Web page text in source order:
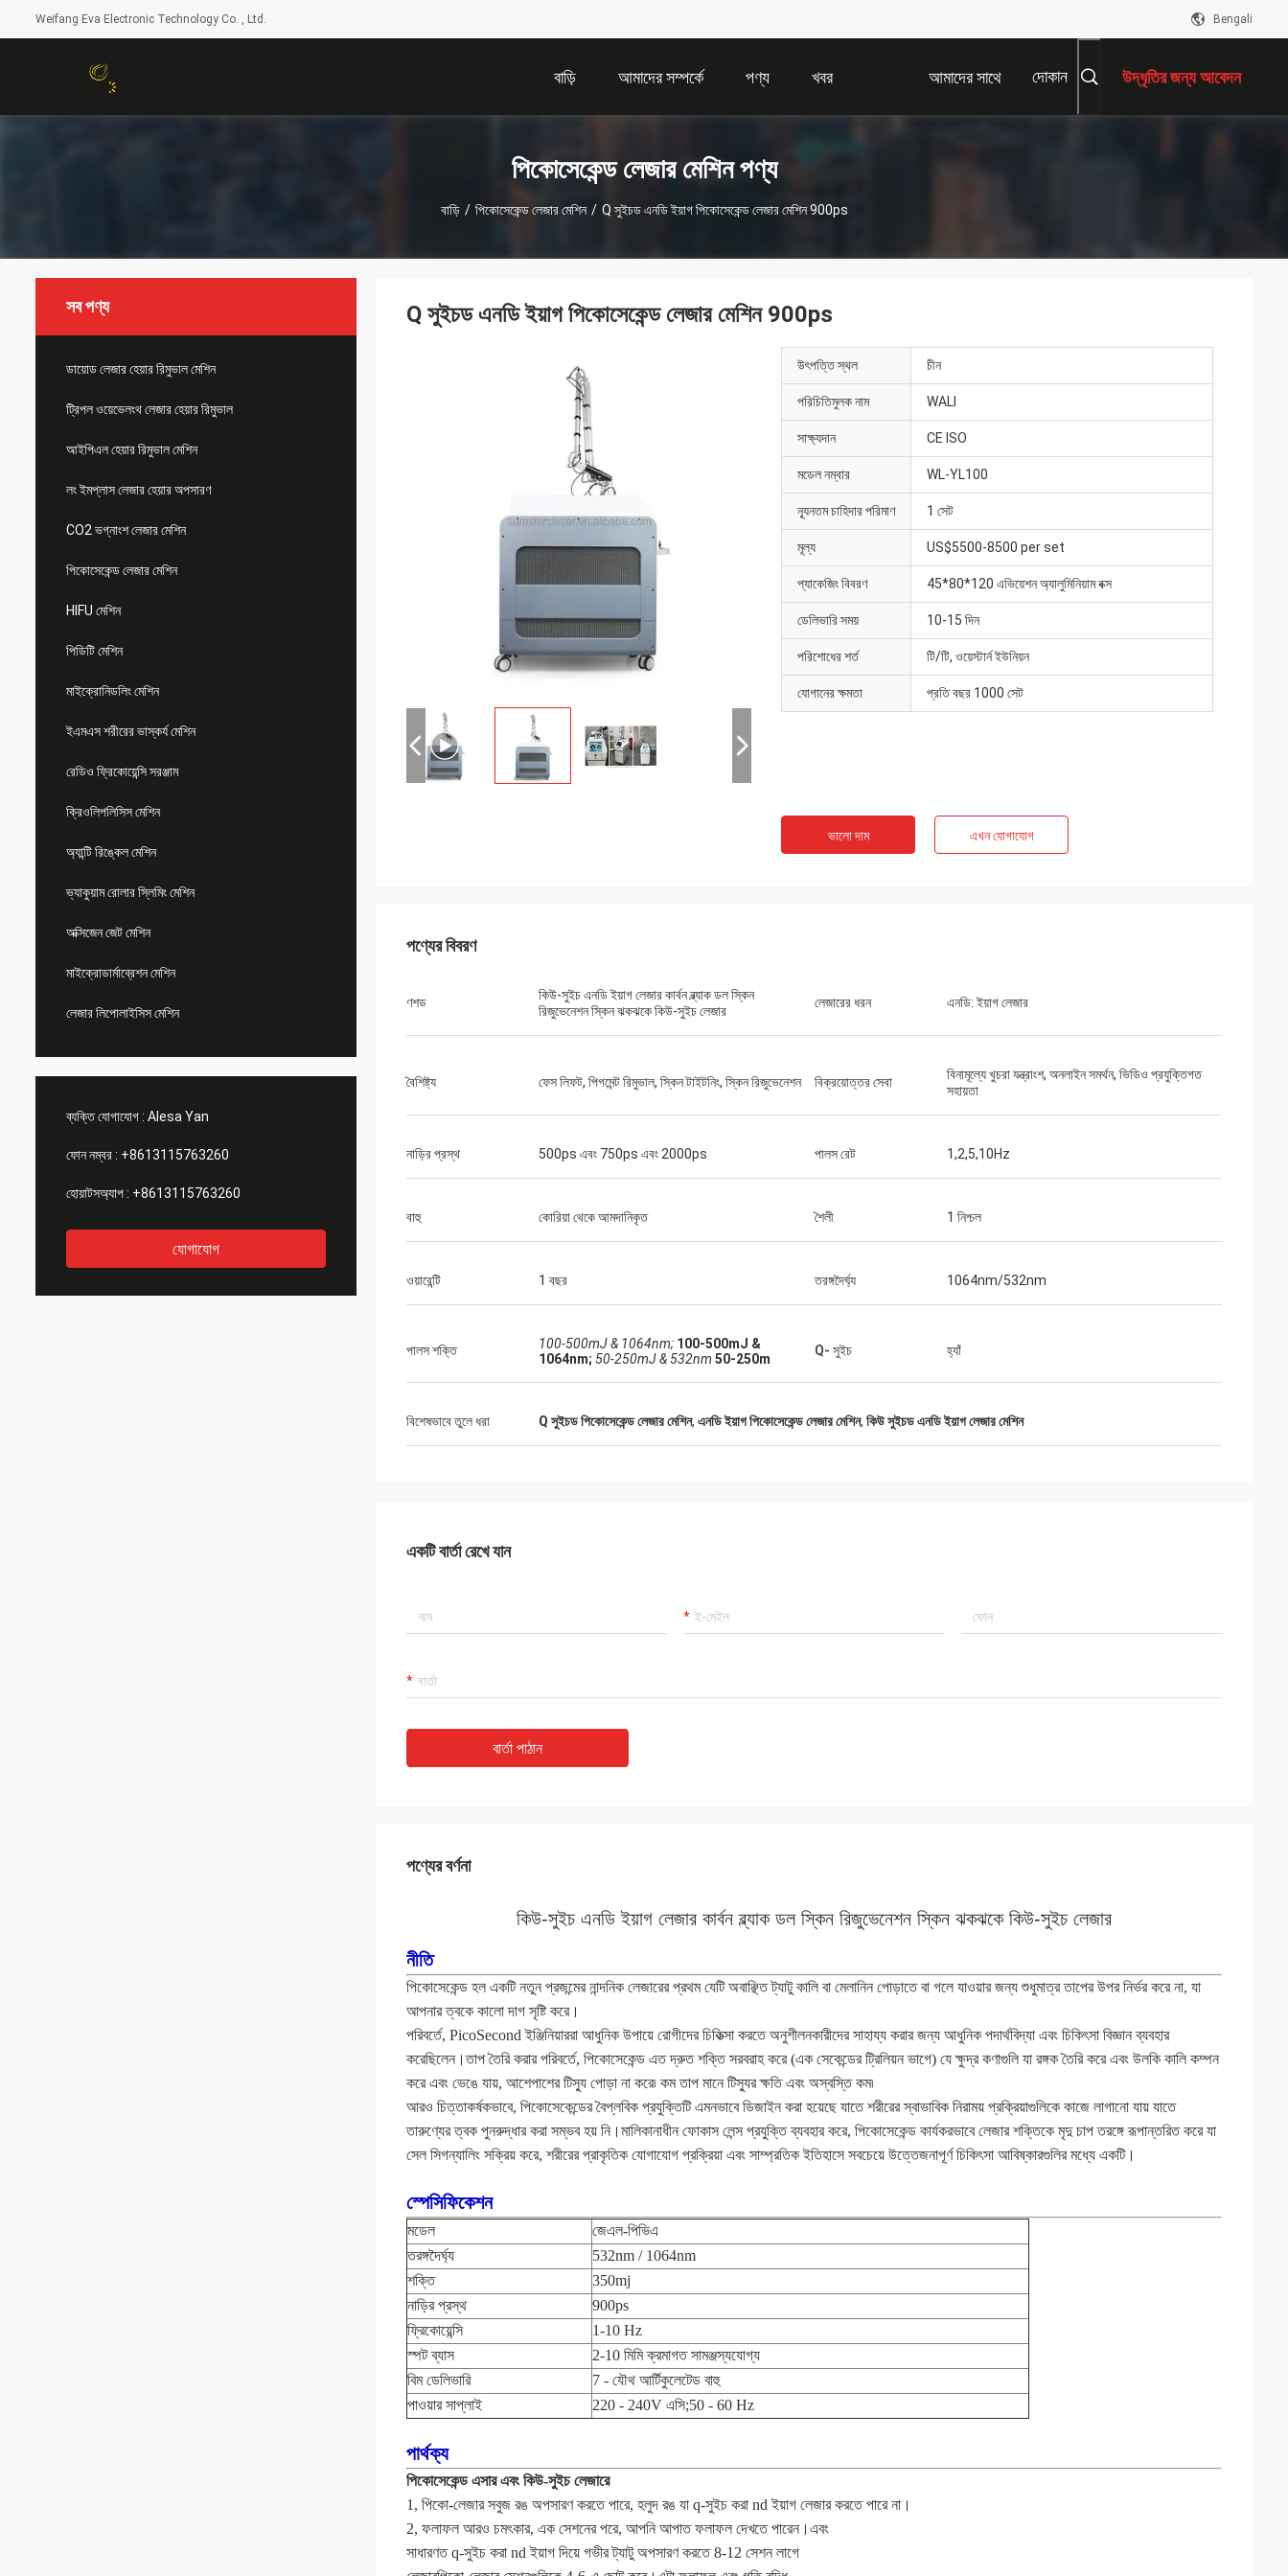
Weifang Eva Electronic Technology Co. , Ltd. Bengali
বাড়ি আমাদের সম্পর্কে পণ্য খবর আমাদের সাথে দোকান উদ্ধৃতির জন্য আবেদন
পিকোসেকেন্ড লেজার মেশিন পণ্য
বাড়ি / পিকোসেকেন্ড লেজার মেশিন / Q সুইচড এনডি ইয়াগ পিকোসেকেন্ড লেজার মেশিন 900ps
সব পণ্য
ডায়োড লেজার হেয়ার রিমুভাল মেশিন
ট্রিপল ওয়েভেলংথ লেজার হেয়ার রিমুভাল
আইপিএল হেয়ার রিমুভাল মেশিন
লং ইমপ্লাস লেজার হেয়ার অপসারণ
CO2 ভগ্নাংশ লেজার মেশিন
পিকোসেকেন্ড লেজার মেশিন
HIFU মেশিন
পিডিটি মেশিন
মাইক্রোনিডলিং মেশিন
ইএমএস শরীরের ভাস্কর্য মেশিন
রেডিও ফ্রিকোয়েন্সি সরঞ্জাম
ক্রিওলিপলিসিস মেশিন
অ্যান্টি রিঙ্কেল মেশিন
ভ্যাকুয়াম রোলার স্লিমিং মেশিন
অক্সিজেন জেট মেশিন
মাইক্রোডার্মাব্রেশন মেশিন
লেজার লিপোলাইসিস মেশিন
ব্যক্তি যোগাযোগ : Alesa Yan
ফোন নম্বর : +8613115763260
হোয়াটসঅ্যাপ : +8613115763260
যোগাযোগ
Q সুইচড এনডি ইয়াগ পিকোসেকেন্ড লেজার মেশিন 900ps
উৎপত্তি স্থল চীন
পরিচিতিমুলক নাম WALI
সাক্ষ্যদান CE ISO
মডেল নম্বার WL-YL100
ন্যূনতম চাহিদার পরিমাণ 1 সেট
মূল্য US$5500-8500 per set
প্যাকেজিং বিবরণ 45*80*120 এভিয়েশন অ্যালুমিনিয়াম বক্স
ডেলিভারি সময় 10-15 দিন
পরিশোধের শর্ত টি/টি, ওয়েস্টার্ন ইউনিয়ন
যোগানের ক্ষমতা প্রতি বছর 1000 সেট
ভালো দাম এখন যোগাযোগ
পণ্যের বিবরণ
ণশড
কিউ-সুইচ এনডি ইয়াগ লেজার কার্বন ব্ল্যাক ডল স্কিন
রিজুভেনেশন স্কিন ঝকঝকে কিউ-সুইচ লেজার
লেজারের ধরন এনডি: ইয়াগ লেজার
বৈশিষ্ট্য ফেস লিফট, পিগমেন্ট রিমুভাল, স্কিন টাইটনিং, স্কিন রিজুভেনেশন বিক্রয়োত্তর সেবা
বিনামূল্যে খুচরা যন্ত্রাংশ, অনলাইন সমর্থন, ভিডিও প্রযুক্তিগত
সহায়তা
নাড়ির প্রস্থ 500ps এবং 750ps এবং 2000ps পালস রেট 1,2,5,10Hz
বাহু কোরিয়া থেকে আমদানিকৃত শৈলী 1 নিশ্চল
ওয়ারেন্টি 1 বছর তরঙ্গদৈর্ঘ্য 1064nm/532nm
পালস শক্তি 100-500mJ & 1064nm; 100-500mJ &
1064nm; 50-250mJ & 532nm 50-250m
Q- সুইচ হ্যাঁ
বিশেষভাবে তুলে ধরা Q সুইচড পিকোসেকেন্ড লেজার মেশিন, এনডি ইয়াগ পিকোসেকেন্ড লেজার মেশিন, কিউ সুইচড এনডি ইয়াগ লেজার মেশিন
একটি বার্তা রেখে যান
বার্তা পাঠান
পণ্যের বর্ণনা
কিউ-সুইচ এনডি ইয়াগ লেজার কার্বন ব্ল্যাক ডল স্কিন রিজুভেনেশন স্কিন ঝকঝকে কিউ-সুইচ লেজার
নীতি
পিকোসেকেন্ড হল একটি নতুন প্রজন্মের নান্দনিক লেজারের প্রথম যেটি অবাঞ্ছিত ট্যাটু কালি বা মেলানিন পোড়াতে বা গলে যাওয়ার জন্য শুধুমাত্র তাপের উপর নির্ভর করে না, যা
আপনার ত্বকে কালো দাগ সৃষ্টি করে।
পরিবর্তে, PicoSecond ইঞ্জিনিয়াররা আধুনিক উপায়ে রোগীদের চিকিত্সা করতে অনুশীলনকারীদের সাহায্য করার জন্য আধুনিক পদার্থবিদ্যা এবং চিকিৎসা বিজ্ঞান ব্যবহার
করেছিলেন।তাপ তৈরি করার পরিবর্তে, পিকোসেকেন্ড এত দ্রুত শক্তি সরবরাহ করে (এক সেকেন্ডের ট্রিলিয়ন ভাগে) যে ক্ষুদ্র কণাগুলি যা রঙ্গক তৈরি করে এবং উলকি কালি কম্পন
করে এবং ভেঙে যায়, আশেপাশের টিস্যু পোড়া না করে৷ কম তাপ মানে টিস্যুর ক্ষতি এবং অস্বস্তি কম৷
আরও চিত্তাকর্ষকভাবে, পিকোসেকেন্ডের বৈপ্লবিক প্রযুক্তিটি এমনভাবে ডিজাইন করা হয়েছে যাতে শরীরের স্বাভাবিক নিরাময় প্রক্রিয়াগুলিকে কাজে লাগানো যায় যাতে
তারুণ্যের ত্বক পুনরুদ্ধার করা সম্ভব হয় নি।মালিকানাধীন ফোকাস লেন্স প্রযুক্তি ব্যবহার করে, পিকোসেকেন্ড কার্যকরভাবে লেজার শক্তিকে মৃদু চাপ তরঙ্গে রূপান্তরিত করে যা
সেল সিগন্যালিং সক্রিয় করে, শরীরের প্রাকৃতিক যোগাযোগ প্রক্রিয়া এবং সাম্প্রতিক ইতিহাসে সবচেয়ে উত্তেজনাপূর্ণ চিকিৎসা আবিষ্কারগুলির মধ্যে একটি।
স্পেসিফিকেশন
মডেল
জেএল-পিভিএ
তরঙ্গদৈর্ঘ্য
532nm / 1064nm
শক্তি
350mj
নাড়ির প্রস্থ
900ps
ফ্রিকোয়েন্সি
1-10 Hz
স্পট ব্যাস
2-10 মিমি ক্রমাগত সামঞ্জস্যযোগ্য
বিম ডেলিভারি
7 - যৌথ আর্টিকুলেটেড বাহু
পাওয়ার সাপ্লাই
220 - 240V এসি;50 - 60 Hz
পার্থক্য
পিকোসেকেন্ড এসার এবং কিউ-সুইচ লেজারে
1, পিকো-লেজার সবুজ রঙ অপসারণ করতে পারে, হলুদ রঙ যা q-সুইচ করা nd ইয়াগ লেজার করতে পারে না।
2, ফলাফল আরও চমৎকার, এক সেশনের পরে, আপনি আপাত ফলাফল দেখতে পারেন।এবং
সাধারণত q-সুইচ করা nd ইয়াগ দিয়ে গভীর ট্যাটু অপসারণ করতে 8-12 সেশন লাগে